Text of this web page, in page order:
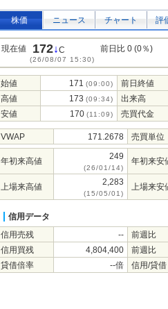
株価 ニュース チャート 評
現在値 172↓C
(26/08/07 15:30)
前日比 0 (0％)
始値 171 (09:00)
前日終値
高値
173 (09:34)
出来高
安値
170 (11:09) 売買代金
VWAP 171.2678 売買単位
年初来高値 249
(26/01/14)
年初来安
上場来高値 2,283
(15/05/01)
上場来安
信用データ
信用売残
--
前週比
信用買残
4,804,400
前週比
貸借倍率
--倍 信用/貸借